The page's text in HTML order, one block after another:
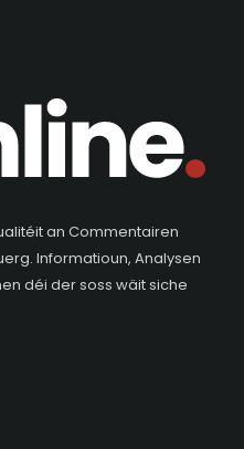
an Commentairen
Informatioun, Analysen
déi der soss wäit siche